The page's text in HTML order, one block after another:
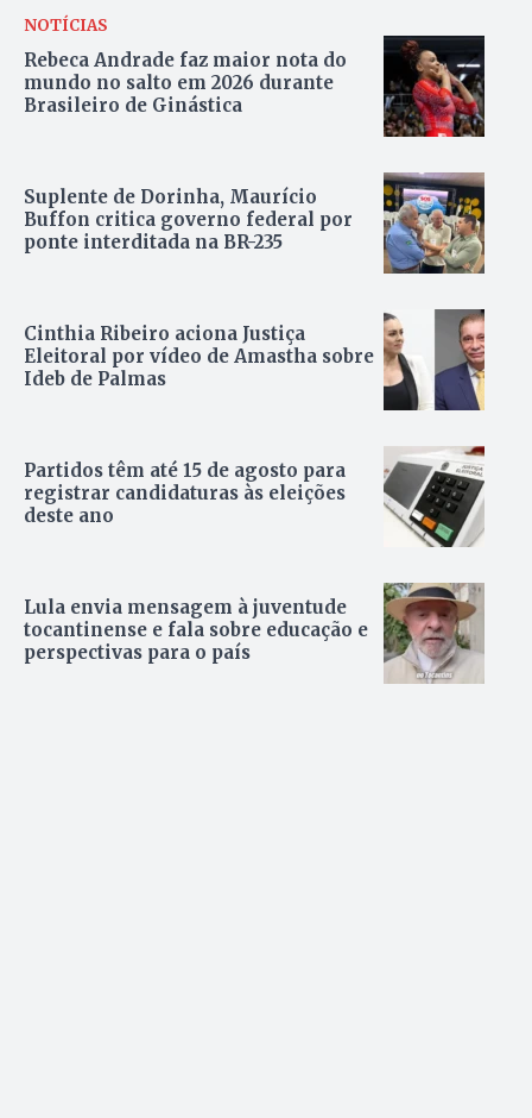
NOTÍCIAS
Rebeca Andrade faz maior nota do
mundo no salto em 2026 durante
Brasileiro de Ginástica
Suplente de Dorinha, Maurício
Buffon critica governo federal por
ponte interditada na BR-235
Cinthia Ribeiro aciona Justiça
Eleitoral por vídeo de Amastha sobre
Ideb de Palmas
Partidos têm até 15 de agosto para
registrar candidaturas às eleições
deste ano
Lula envia mensagem à juventude
tocantinense e fala sobre educação e
perspectivas para o país